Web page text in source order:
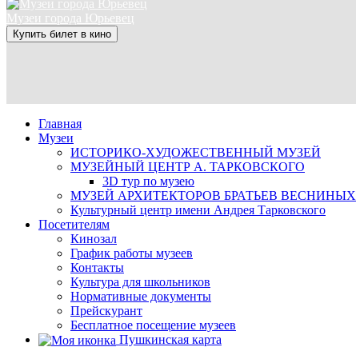
Музеи города Юрьевец
Купить билет в кино
Главная
Музеи
ИСТОРИКО-ХУДОЖЕСТВЕННЫЙ МУЗЕЙ
МУЗЕЙНЫЙ ЦЕНТР А. ТАРКОВСКОГО
3D тур по музею
МУЗЕЙ АРХИТЕКТОРОВ БРАТЬЕВ ВЕСНИНЫХ
Культурный центр имени Андрея Тарковского
Посетителям
Кинозал
График работы музеев
Контакты
Культура для школьников
Нормативные документы
Прейскурант
Бесплатное посещение музеев
Пушкинская карта